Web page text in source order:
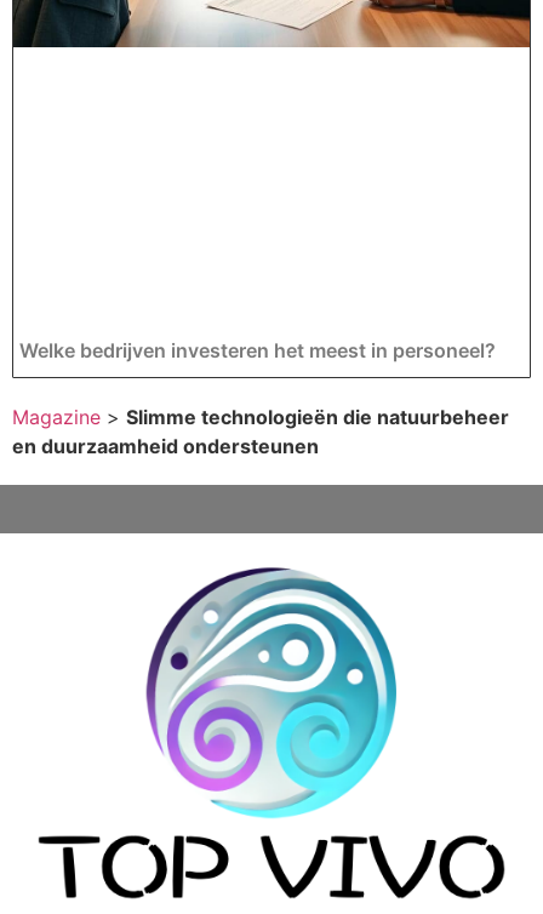
Welke bedrijven investeren het meest in personeel?
Magazine > Slimme technologieën die natuurbeheer
en duurzaamheid ondersteunen